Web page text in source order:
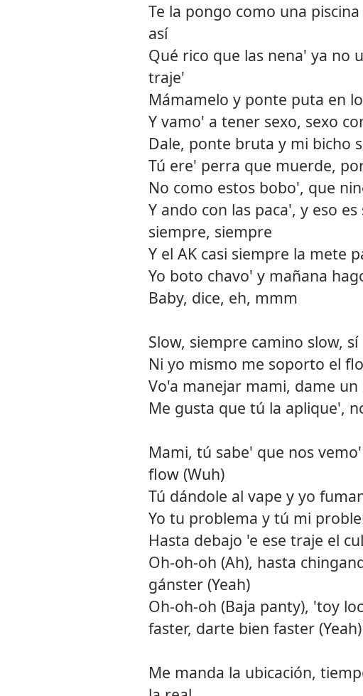
Te la pongo como una
así
Qué rico que las nena' ya no
traje'
Mámamelo y ponte puta en
Y vamo' a tener sexo, sexo
Dale, ponte bruta y mi bicho
Tú ere' perra que muerde,
No como estos bobo', que
Y ando con las paca', y eso
siempre, siempre
Y el AK casi siempre la mete
Yo boto chavo' y mañana
Baby, dice, eh, mmm
Slow, siempre camino slow, sí
Ni yo mismo me soporto el
Vo'a manejar mami, dame
Me gusta que tú la aplique',
Mami, tú sabe' que nos
flow (Wuh)
Tú dándole al vape y yo
Yo tu problema y tú mi
Hasta debajo 'e ese traje el
Oh-oh-oh (Ah), hasta
gánster (Yeah)
Oh-oh-oh (Baja panty), 'toy
faster, darte bien faster (Yeah)
Me manda la ubicación,